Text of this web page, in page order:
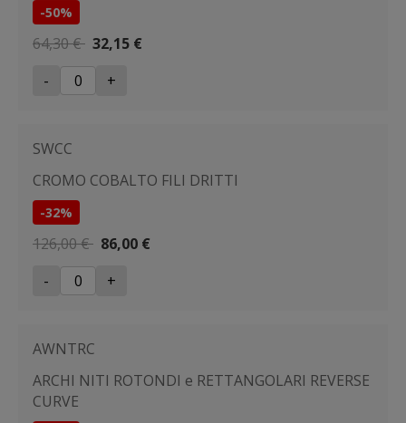
-50%
64,30 € 32,15 €
-
+
SWCC
CROMO COBALTO FILI DRITTI
-32%
126,00 € 86,00 €
-
+
AWNTRC
ARCHI NITI ROTONDI e RETTANGOLARI REVERSE
CURVE